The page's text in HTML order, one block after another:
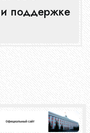
поддержке